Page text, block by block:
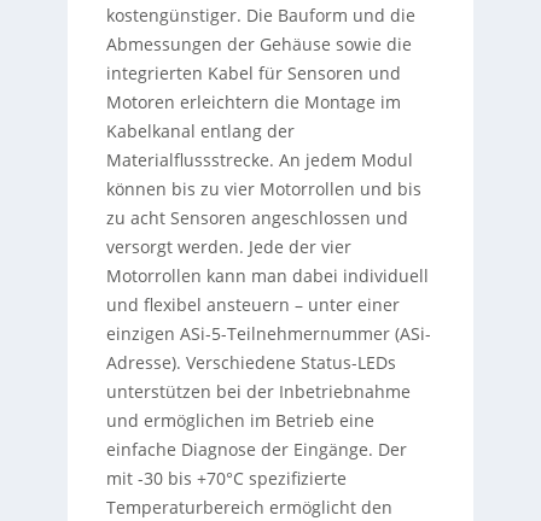
kostengünstiger. Die Bauform und die
Abmessungen der Gehäuse sowie die
integrierten Kabel für Sensoren und
Motoren erleichtern die Montage im
Kabelkanal entlang der
Materialflussstrecke. An jedem Modul
können bis zu vier Motorrollen und bis
zu acht Sensoren angeschlossen und
versorgt werden. Jede der vier
Motorrollen kann man dabei individuell
und flexibel ansteuern – unter einer
einzigen ASi-5-Teilnehmernummer (ASi-
Adresse). Verschiedene Status-LEDs
unterstützen bei der Inbetriebnahme
und ermöglichen im Betrieb eine
einfache Diagnose der Eingänge. Der
mit -30 bis +70°C spezifizierte
Temperaturbereich ermöglicht den